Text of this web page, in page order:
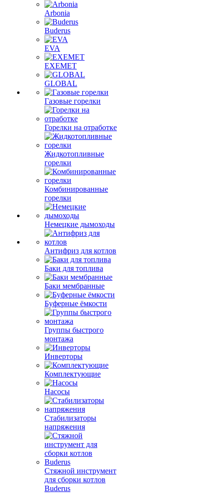
Arbonia
Buderus
EVA
EXEMET
GLOBAL
Газовые горелки
Горелки на отработке
Жидкотопливные
горелки
Комбинированные
горелки
Немецкие дымоходы
Антифриз для котлов
Баки для топлива
Баки мембранные
Буферные ёмкости
Группы быстрого
монтажа
Инверторы
Комплектующие
Насосы
Стабилизаторы
напряжения
Стяжной инструмент
для сборки котлов
Buderus